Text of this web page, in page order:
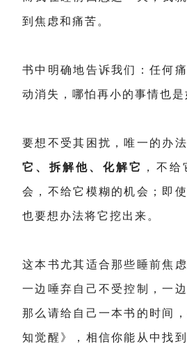
到焦虑和痛苦。
书中明确地告诉我们：任何
动消失，哪怕再小的事情也是
要想不受其困扰，唯一的办
它、拆解他、化解它 ，不
会，不给它模糊的机会；即
也要想办法将它挖出来。
这本书尤其适合那些睡前焦
一边唾弃自己不受控制，一
那么请给自己一本书的时间
知觉醒》，相信你能从中找